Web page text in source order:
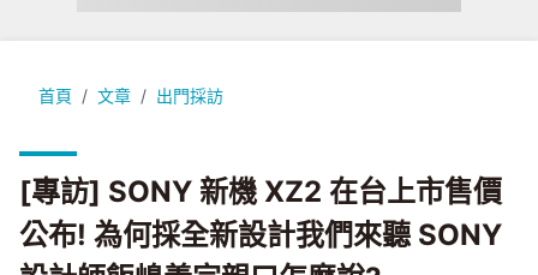
首頁 文章 出門採訪
[專訪] SONY 新機 XZ2 在台上市售價公布! 為何採全新設計我
[專訪] SONY 新機 XZ2 在台上市售價
公布! 為何採全新設計我們來聽 SONY